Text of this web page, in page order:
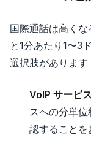
国際通話は高く
と1分あたり1〜3
選択肢があります
VoIP サービ
スへの分単
認することを